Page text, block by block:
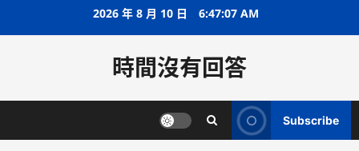
2026 年 8 月 10 日 6:47:08 AM
時間沒有回答
Subscribe